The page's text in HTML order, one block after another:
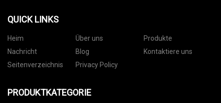
QUICK LINKS
Heim Über uns
Produkte
Nachricht
Blog
Kontaktiere uns
Seitenverzeichnis
Privacy Policy
PRODUKTKATEGORIE